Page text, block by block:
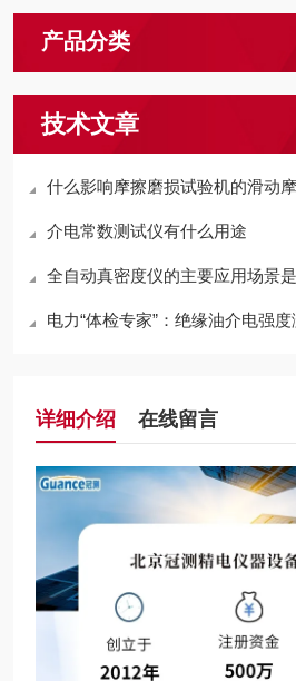
产品分类
技术文章
什么影响摩擦磨损试验机的滑动
介电常数测试仪有什么用途
全自动真密度仪的主要应用场景
电力“体检专家”：绝缘油介电强
详细介绍 在线留言